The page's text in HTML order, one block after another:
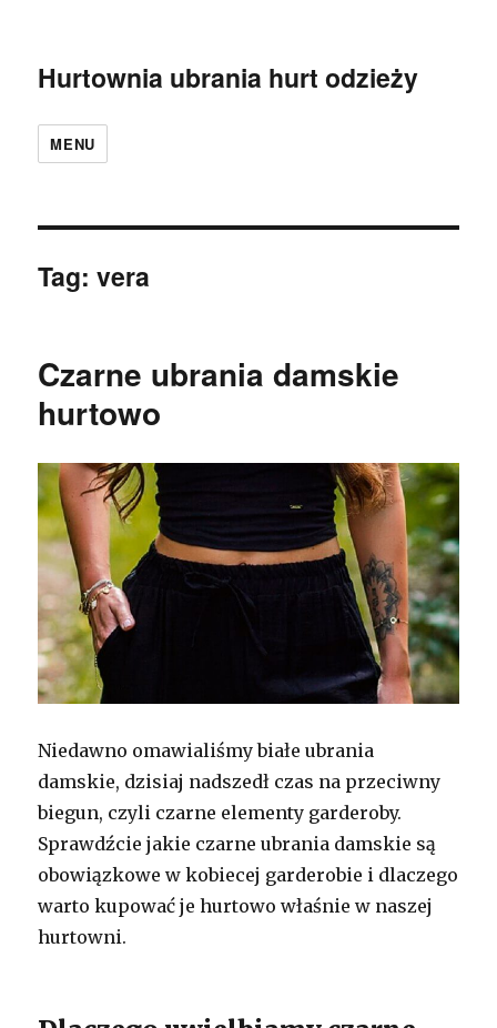
Hurtownia ubrania hurt odzieży
MENU
Tag:vera
Czarne ubrania damskie
hurtowo
Niedawno omawialiśmy białe ubrania
damskie, dzisiaj nadszedł czas na przeciwny
biegun, czyli czarne elementy garderoby.
Sprawdźcie jakie czarne ubrania damskie są
obowiązkowe w kobiecej garderobie i dlaczego
warto kupować je hurtowo właśnie w naszej
hurtowni.